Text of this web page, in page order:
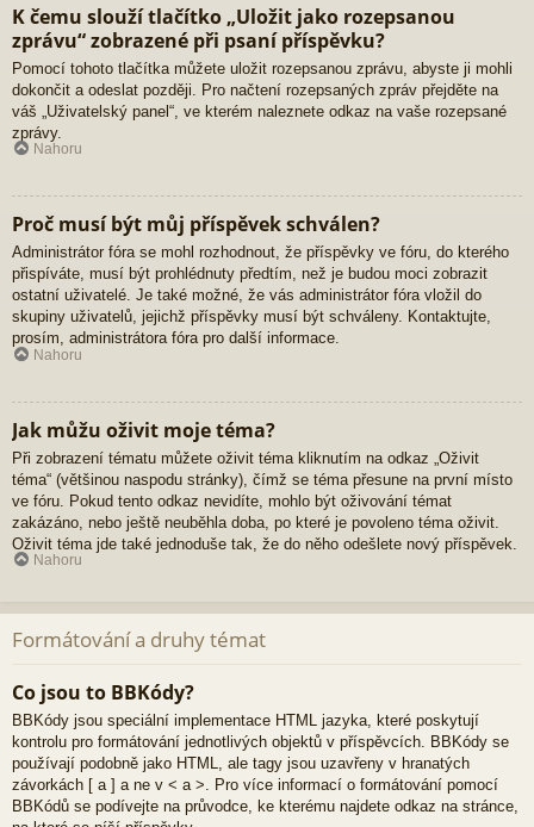
K čemu slouží tlačítko „Uložit jako rozepsanou
zprávu“ zobrazené při psaní příspěvku?
Pomocí tohoto tlačítka můžete uložit rozepsanou zprávu, abyste ji mohli
dokončit a odeslat později. Pro načtení rozepsaných zpráv přejděte na
váš „Uživatelský panel“, ve kterém naleznete odkaz na vaše rozepsané
zprávy.
Nahoru
Proč musí být můj příspěvek schválen?
Administrátor fóra se mohl rozhodnout, že příspěvky ve fóru, do kterého
přispíváte, musí být prohlédnuty předtím, než je budou moci zobrazit
ostatní uživatelé. Je také možné, že vás administrátor fóra vložil do
skupiny uživatelů, jejichž příspěvky musí být schváleny. Kontaktujte,
prosím, administrátora fóra pro další informace.
Nahoru
Jak můžu oživit moje téma?
Při zobrazení tématu můžete oživit téma kliknutím na odkaz „Oživit
téma“ (většinou naspodu stránky), čímž se téma přesune na první místo
ve fóru. Pokud tento odkaz nevidíte, mohlo být oživování témat
zakázáno, nebo ještě neuběhla doba, po které je povoleno téma oživit.
Oživit téma jde také jednoduše tak, že do něho odešlete nový příspěvek.
Nahoru
Formátování a druhy témat
Co jsou to BBKódy?
BBKódy jsou speciální implementace HTML jazyka, které poskytují
kontrolu pro formátování jednotlivých objektů v příspěvcích. BBKódy se
používají podobně jako HTML, ale tagy jsou uzavřeny v hranatých
závorkách [ a ] a ne v < a >. Pro více informací o formátování pomocí
BBKódů se podívejte na průvodce, ke kterému najdete odkaz na stránce,